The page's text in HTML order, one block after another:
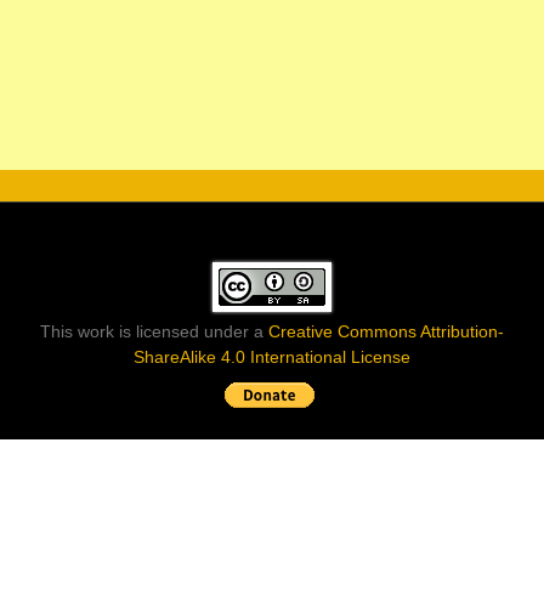
This work is licensed under a Creative Commons Attribution-
ShareAlike 4.0 International License